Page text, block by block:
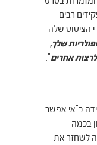
רבים
הציטוט שלה
שלך,
אחרים".
ב"אי אפשר
בכמה
לשחזר את